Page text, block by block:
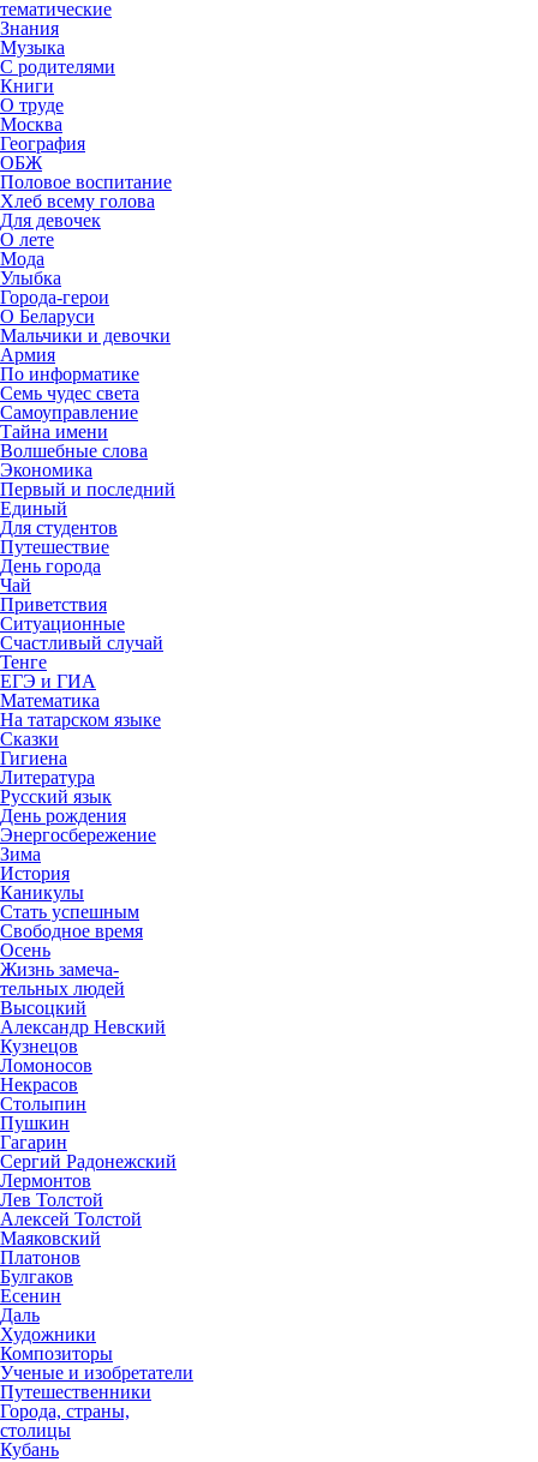
тематические
Знания
Музыка
С родителями
Книги
О труде
Москва
География
ОБЖ
Половое воспитание
Хлеб всему голова
Для девочек
О лете
Мода
Улыбка
Города-герои
О Беларуси
Мальчики и девочки
Армия
По информатике
Семь чудес света
Самоуправление
Тайна имени
Волшебные слова
Экономика
Первый и последний
Единый
Для студентов
Путешествие
День города
Чай
Приветствия
Ситуационные
Счастливый случай
Тенге
ЕГЭ и ГИА
Математика
На татарском языке
Сказки
Гигиена
Литература
Русский язык
День рождения
Энергосбережение
Зима
История
Каникулы
Стать успешным
Свободное время
Осень
Жизнь замеча-
тельных людей
Высоцкий
Александр Невский
Кузнецов
Ломоносов
Некрасов
Столыпин
Пушкин
Гагарин
Сергий Радонежский
Лермонтов
Лев Толстой
Алексей Толстой
Маяковский
Платонов
Булгаков
Есенин
Даль
Художники
Композиторы
Ученые и изобретатели
Путешественники
Города, страны,
столицы
Кубань